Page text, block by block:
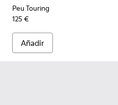
Peu Touring
125 €
Añadir